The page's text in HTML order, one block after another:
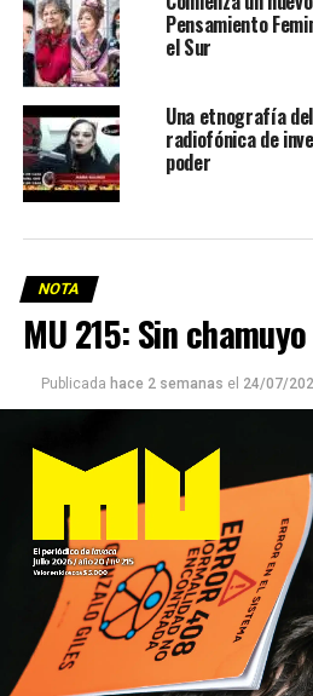
Pensamiento
el Sur
Una etnografía
radiofónica de
poder
NOTA
MU 215: Sin chamuyo
Publicada hace 2 semanas el 24/07/